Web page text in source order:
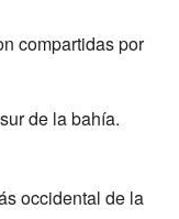
compartidas por
de la bahía.
occidental de la